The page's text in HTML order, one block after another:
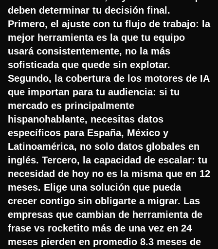
deben determinar tu decisión final.
Primero, el ajuste con tu flujo de trabajo: la
mejor herramienta es la que tu equipo
usará consistentemente, no la más
sofisticada que quede sin explotar.
Segundo, la cobertura de los motores de IA
que importan para tu audiencia: si tu
mercado es principalmente
hispanohablante, necesitas datos
específicos para España, México y
Latinoamérica, no solo datos globales en
inglés. Tercero, la capacidad de escalar: tu
necesidad de hoy no es la misma que en 12
meses. Elige una solución que pueda
crecer contigo sin obligarte a migrar. Las
empresas que cambian de herramienta de
frase vs rocketito más de una vez en 24
meses pierden en promedio 8.3 meses de